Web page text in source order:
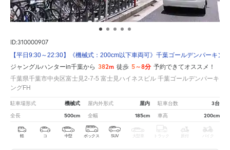
ID:310000907
【平日9:30～22:30】《機械式：200cm以下車両可》千葉ゴールデンパーキン
ジャングルハンターin千葉から 382m 徒歩 5～8分 予約できてオススメ！
千葉県千葉市中央区富士見2-7-5 富士見ハイネスビル 千葉ゴールデンパーキ
ングFH
駐車場形式 機械式 屋内外形式 屋内 駐車台数 3台
全長 500cm 全幅 185cm 車高 200cm
軽 コ 中型 ボックス SUV 大型車 トラック 原付 バイク